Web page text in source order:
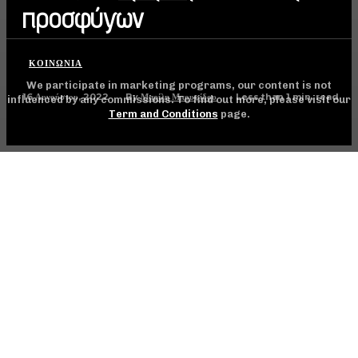
προσφύγων
ΚΟΙΝΩΝΊΑ
16 Αυγούστου, 2022 By Μαρίλη Μπουφίδου Less than 1min. read
We participate in marketing programs, our content is not
influenced by any commissions. To find out more, please visit our
Term and Conditions page.